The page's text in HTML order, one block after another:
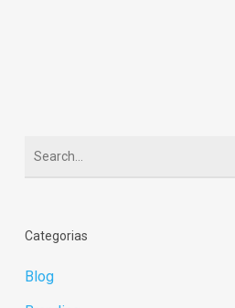
Categorias
Blog